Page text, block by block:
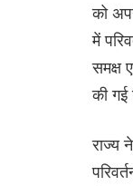
को
में
समक्ष
की गई
राज्य